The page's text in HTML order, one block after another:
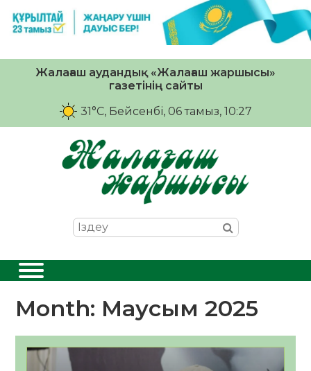
Жалағаш аудандық «Жалағаш жаршысы»
газетінің сайты
31°C, Бейсенбі, 06 тамыз, 10:27
Month: Маусым 2025